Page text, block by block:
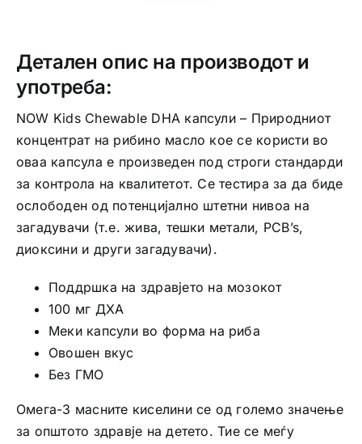
Детален опис на производот и
употреба:
NOW Kids Chewable DHA капсули – Природниот
концентрат на рибино масло кое се користи во
оваа капсула е произведен под строги стандарди
за контрола на квалитетот. Се тестира за да биде
ослободен од потенцијално штетни нивоа на
загадувачи (т.е. жива, тешки метали, PCB’s,
диоксини и други загадувачи).
Поддршка на здравјето на мозокот
100 мг ДХА
Меки капсули во форма на риба
Овошен вкус
Без ГМО
Омега-3 масните киселини се од големо значење
за општото здравје на детето. Тие се меѓу